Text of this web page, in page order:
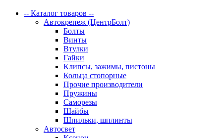
-- Каталог товаров --
Автокрепеж (ЦентрБолт)
Болты
Винты
Втулки
Гайки
Клипсы, зажимы, пистоны
Кольца стопорные
Прочие производители
Пружины
Саморезы
Шайбы
Шпильки, шплинты
Автосвет